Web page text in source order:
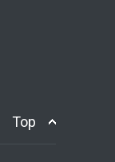
Top